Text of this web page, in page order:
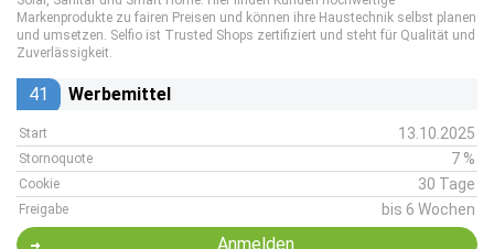
Markenprodukte zu fairen Preisen und können ihre Haustechnik selbst planen
und umsetzen. Selfio ist Trusted Shops zertifiziert und steht für Qualität und
Zuverlässigkeit.
41 Werbemittel
Start 13.10.2025
Stornoquote 7 %
Cookie 30 Tage
Freigabe bis 6 Wochen
Anmelden